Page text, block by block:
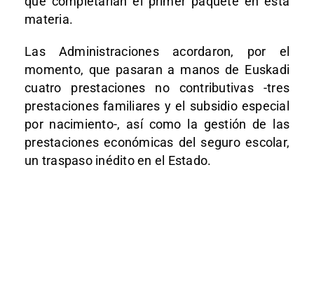
materia.
Las Administraciones acordaron, por el
momento, que pasaran a manos de Euskadi
cuatro prestaciones no contributivas -tres
prestaciones familiares y el subsidio especial
por nacimiento-, así como la gestión de las
prestaciones económicas del seguro escolar,
un traspaso inédito en el Estado.